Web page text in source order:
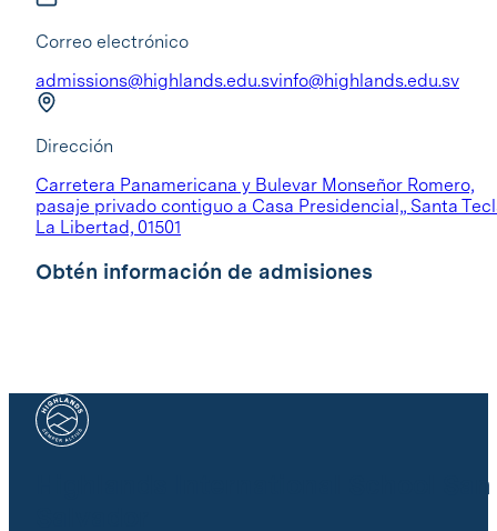
Correo electrónico
admissions@highlands.edu.svinfo@highlands.edu.sv
Dirección
Carretera Panamericana y Bulevar Monseñor Romero,
pasaje privado contiguo a Casa Presidencial,, Santa
La Libertad, 01501
Obtén información de admisiones
Highlands International School San